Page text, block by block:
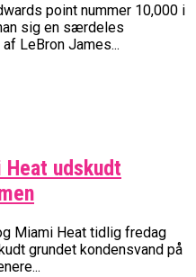
point nummer 10,000 i
sig en særdeles
LeBron James...
udskudt
Miami Heat tidlig fredag
grundet kondensvand på